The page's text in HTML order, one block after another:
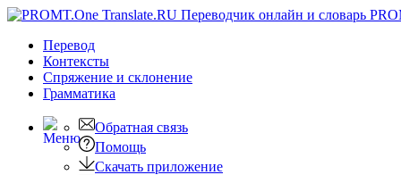
Перевод
Контексты
Спряжение и склонение
Грамматика
Обратная связь
Помощь
Скачать приложение